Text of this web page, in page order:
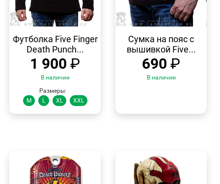
ПРОСМОТР
Футболка Five Finger
Death Punch...
1 900 ₽
В наличии
Размеры:
M
L XL XXL
ПРОСМОТР
Сумка на пояс с
вышивкой Five...
690 ₽
В наличии